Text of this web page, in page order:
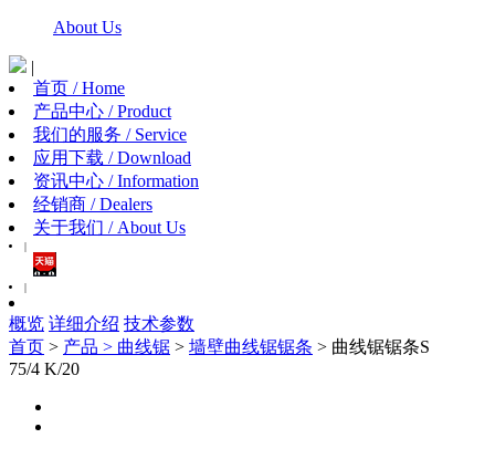
About Us
|
首页 / Home
产品中心 / Product
我们的服务 / Service
应用下载 / Download
资讯中心 / Information
经销商 / Dealers
关于我们 / About Us
|
|
概览 详细介绍 技术参数
首页 > 产品 > 曲线锯 > 墙壁曲线锯锯条 > 曲线锯锯条S
75/4 K/20